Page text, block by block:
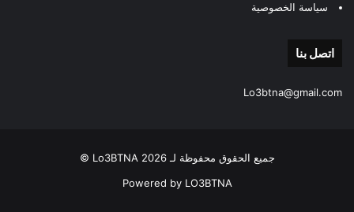
سياسة الخصوصية
اتصل بنا
Lo3btna@gmail.com
جميع الحقوق محفوظة لـ Lo3BTNA 2026 ©
Powered by LO3BTNA